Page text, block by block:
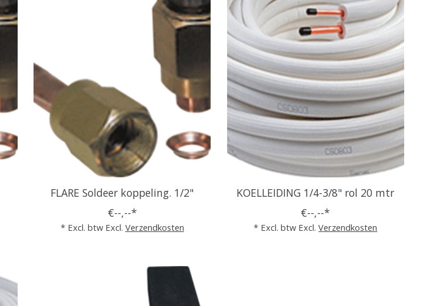
FLARE Soldeer koppeling. 1/2"
€--,--*
* Excl. btw Excl. Verzendkosten
KOELLEIDING 1/4-3/8" rol 20 mtr
€--,--*
* Excl. btw Excl.Verzendkosten